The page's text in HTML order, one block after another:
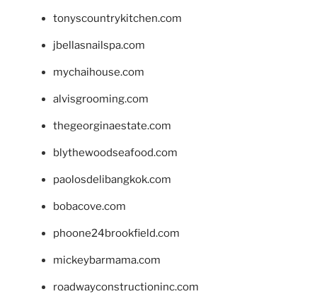
tonyscountrykitchen.com
jbellasnailspa.com
mychaihouse.com
alvisgrooming.com
thegeorginaestate.com
blythewoodseafood.com
paolosdelibangkok.com
bobacove.com
phoone24brookfield.com
mickeybarmama.com
roadwayconstructioninc.com